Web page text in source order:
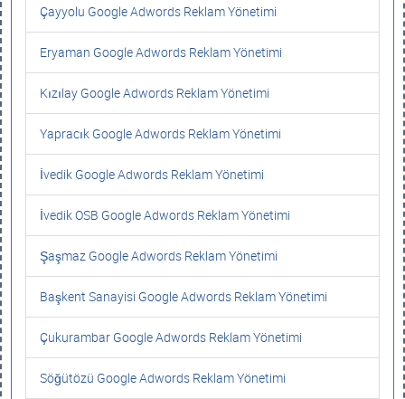
Çayyolu Google Adwords Reklam Yönetimi
Eryaman Google Adwords Reklam Yönetimi
Kızılay Google Adwords Reklam Yönetimi
Yapracık Google Adwords Reklam Yönetimi
İvedik Google Adwords Reklam Yönetimi
İvedik OSB Google Adwords Reklam Yönetimi
Şaşmaz Google Adwords Reklam Yönetimi
Başkent Sanayisi Google Adwords Reklam Yönetimi
Çukurambar Google Adwords Reklam Yönetimi
Söğütözü Google Adwords Reklam Yönetimi